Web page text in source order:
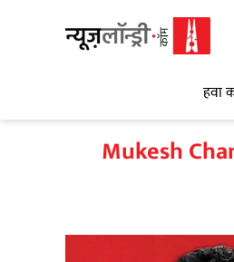
हवा
Mukesh